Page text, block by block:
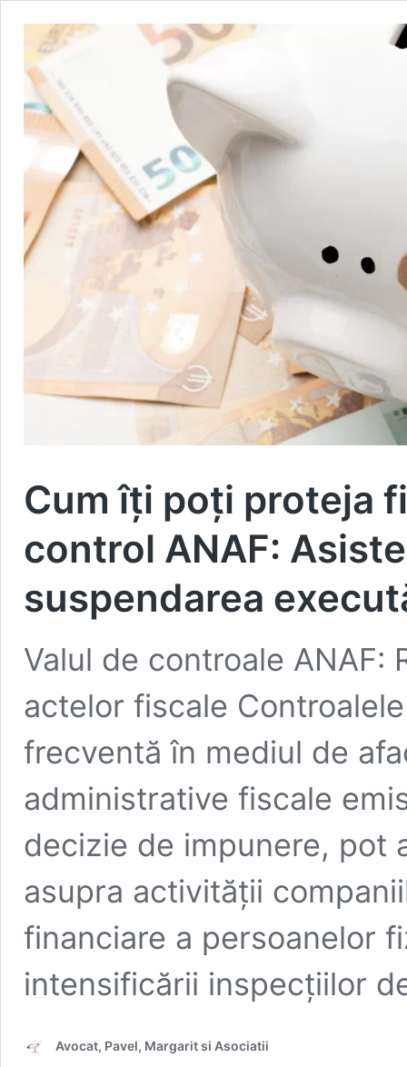
Cum îți poți proteja
control ANAF:
suspendarea
Valul de controale ANAF:
actelor fiscale
frecventă în mediul de
administrative fiscale
decizie de impunere, pot
asupra activității
financiare a persoanelor
intensificării inspecțiilor
Avocat, Pavel, Margarit si Asociatii